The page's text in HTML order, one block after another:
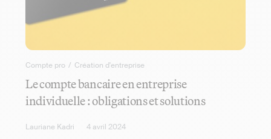
Compte pro / Création d'entreprise
Le compte bancaire en entreprise
individuelle : obligations et solutions
Lauriane Kadri 4 avril 2024